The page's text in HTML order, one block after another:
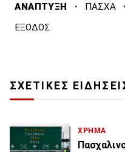
ΑΝΑΠΤΥΞΗ · ΠΑΣΧΑ ·
ΕΞΟΔΟΣ
ΣΧΕΤΙΚΕΣ
ΧΡΗΜΑ